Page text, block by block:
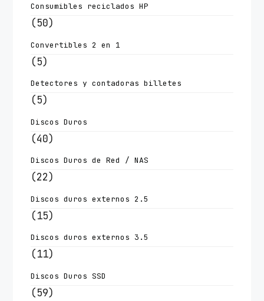
Consumibles reciclados HP
(50)
Convertibles 2 en 1
(5)
Detectores y contadoras billetes
(5)
Discos Duros
(40)
Discos Duros de Red / NAS
(22)
Discos duros externos 2.5
(15)
Discos duros externos 3.5
(11)
Discos Duros SSD
(59)